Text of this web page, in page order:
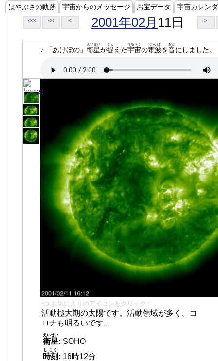
はやぶさの軌跡 宇宙からのメッセージ お宝データ 宇宙カレン
<<< << < 2001年02月 11日 >
♪ 「あけぼの」 衛星
えいせい
が捉
とら
えた宇宙
うちゅう
の電波
でんぱ
を音
おと
にしました。
👈 お気に入りのアイコンをクリック！
活動極大期の太陽です。活動領域が多く、コ
ロナも明るいです。
衛星
えいせい
: SOHO
時刻
じこく
: 16時12分